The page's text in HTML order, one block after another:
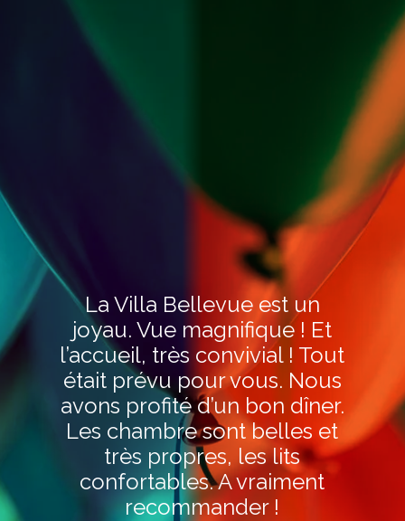
La Villa Bellevue est un
joyau. Vue magnifique ! Et
l’accueil, très convivial ! Tout
était prévu pour vous. Nous
avons profité d’un bon dîner.
Les chambre sont belles et
très propres, les lits
confortables. A vraiment
recommander !